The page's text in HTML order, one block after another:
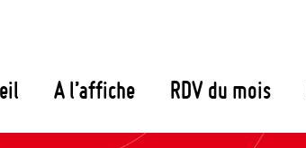
A l’affiche RDV du mois